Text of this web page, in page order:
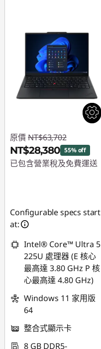
原價 NT$63,702
NT$28,380 55% off
已包含營業稅及免費運送
Configurable specs start
at:
Intel® Core™ Ultra 5
225U 處理器 (E 核心
最高達 3.80 GHz P 核
心最高達 4.80 GHz)
Windows 11 家用版
64
整合式顯示卡
8 GB DDR5-